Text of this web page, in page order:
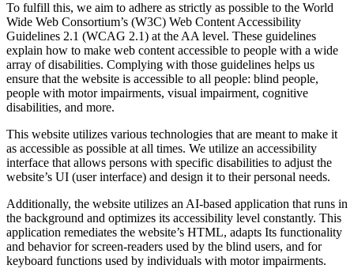
To fulfill this, we aim to adhere as strictly as possible to the World
Wide Web Consortium’s (W3C) Web Content Accessibility
Guidelines 2.1 (WCAG 2.1) at the AA level. These guidelines
explain how to make web content accessible to people with a wide
array of disabilities. Complying with those guidelines helps us
ensure that the website is accessible to all people: blind people,
people with motor impairments, visual impairment, cognitive
disabilities, and more.
This website utilizes various technologies that are meant to make it
as accessible as possible at all times. We utilize an accessibility
interface that allows persons with specific disabilities to adjust the
website’s UI (user interface) and design it to their personal needs.
Additionally, the website utilizes an AI-based application that runs in
the background and optimizes its accessibility level constantly. This
application remediates the website’s HTML, adapts Its functionality
and behavior for screen-readers used by the blind users, and for
keyboard functions used by individuals with motor impairments.